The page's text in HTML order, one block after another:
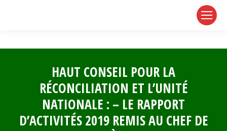
HAUT CONSEIL POUR LA
RÉCONCILIATION ET L’UNITÉ
NATIONALE : – LE RAPPORT
D’ACTIVITÉS 2019 REMIS AU CHEF DE